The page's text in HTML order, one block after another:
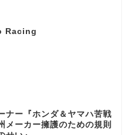
Racing
ナー『ホンダ＆ヤマハ苦戦
メーカー擁護のための規則